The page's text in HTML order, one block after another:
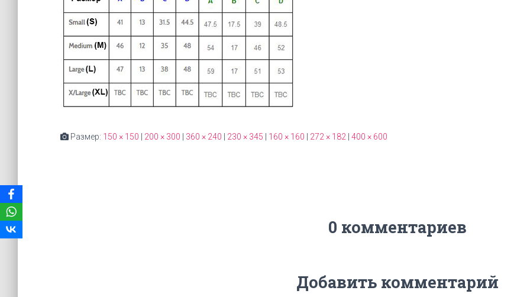
Размер: 150 × 150 200 × 300 360 × 240 230 × 345 160 × 160 272 × 182 400 × 600
0 комментариев
Добавить комментарий